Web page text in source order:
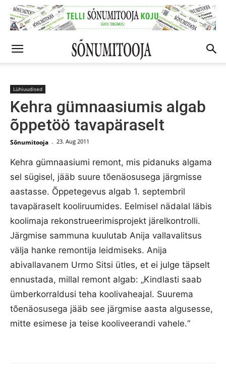
Lühiuudised
Kehra gümnaasiumis algab
õppetöö tavapäraselt
Sõnumitooja - 23. Aug 2011
Kehra gümnaasiumi remont, mis pidanuks algama
sel sügisel, jääb suure tõenäosusega järgmisse
aastasse. Õppetegevus algab 1. septembril
tavapäraselt kooliruumides. Eelmisel nädalal läbis
koolimaja rekonstrueerimisprojekt järelkontrolli.
Järgmise sammuna kuulutab Anija vallavalitsus
välja hanke remontija leidmiseks. Anija
abivallavanem Urmo Sitsi ütles, et ei julge täpselt
ennustada, millal remont algab: „Kindlasti saab
ümberkorraldusi teha koolivaheajal. Suurema
tõenäosusega jääb see järgmise aasta algusesse,
mitte esimese ja teise kooliveerandi vahele.“